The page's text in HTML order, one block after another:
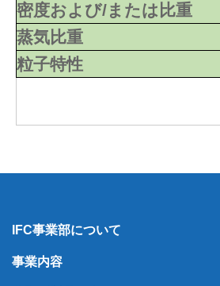
密度および/または比重
蒸気比重
粒子特性
IFC事業部について
事業内容